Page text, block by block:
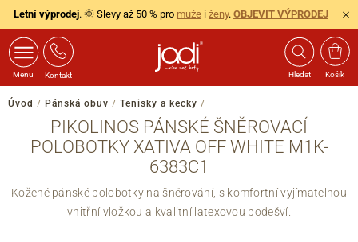
Letní výprodej. 🌞 Slevy až 50 % pro muže i ženy. OBJEVIT VÝPRODEJ
Menu Kontakt Hledat Košík
Úvod / Pánská obuv / Tenisky a kecky /
PIKOLINOS PÁNSKÉ ŠNĚROVACÍ
POLOBOTKY XATIVA OFF WHITE M1K-
6383C1
Kožené pánské polobotky na šněrování, s komfortní vyjímatelnou
vnitřní vložkou a kvalitní latexovou podešví.